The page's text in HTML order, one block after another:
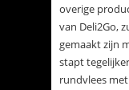
overige
van Deli2Go,
gemaakt zijn
stapt
rundvlees